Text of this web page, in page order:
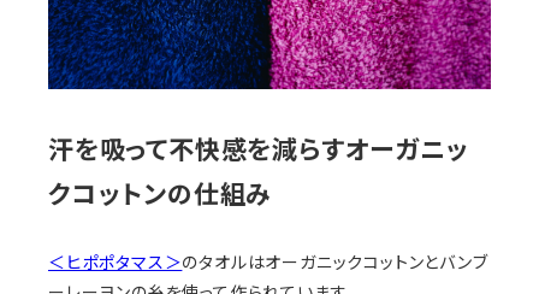
汗を吸って不快感を減らすオーガニッ
クコットンの仕組み
＜ヒポポタマス＞のタオルはオーガニックコットンとバンブ